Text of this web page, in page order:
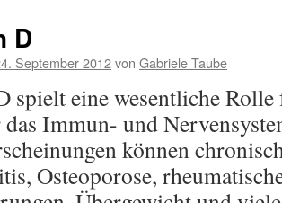
D
September 2012von Gabriele Taube
spielt eine wesentliche
Immun- und
können
Osteoporose,